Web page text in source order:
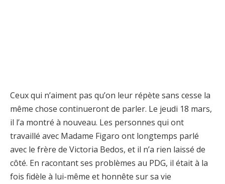
Ceux qui n’aiment pas qu’on leur répète sans cesse la
même chose continueront de parler. Le jeudi 18 mars,
il l’a montré à nouveau. Les personnes qui ont
travaillé avec Madame Figaro ont longtemps parlé
avec le frère de Victoria Bedos, et il n’a rien laissé de
côté. En racontant ses problèmes au PDG, il était à la
fois fidèle à lui-même et honnête sur sa vie